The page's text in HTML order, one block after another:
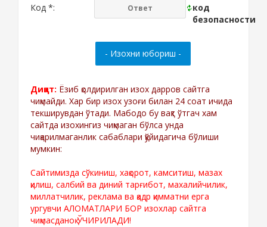
Код *:
Диққат: Ёзиб қолдирилган изох дарров сайтга
чиқмайди. Хар бир изох узоғи билан 24 соат ичида
текширувдан ўтади. Мабодо бу вақт ўтгач хам
сайтда изохингиз чиқмаган бўлса унда
чиқарилмаганлик сабаблари қўйидагича бўлиши
мумкин:
Сайтимизда сўкиниш, хақорот, камситиш, мазах
қилиш, салбий ва диний тарғибот, махалийчилик,
миллатчилик, реклама ва қадр қимматни ерга
ургувчи АЛОМАТЛАРИ БОР изохлар сайтга
чиқмасданоқ ЎЧИРИЛАДИ!